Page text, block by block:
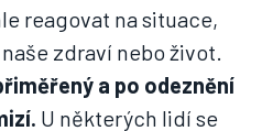
reagovat na situace,
zdraví nebo život.
a po odeznění
U některých lidí se